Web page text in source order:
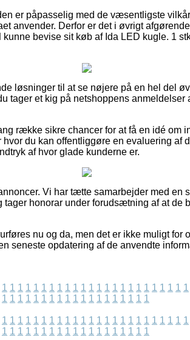
er påpasselig med de væsentligste
anvender. Derfor er det i øvrigt
bevise sit køb af Ida LED kugle. 1
løsninger til at se nøjere på en hel del
tager et kig på netshoppens anmeldelser
række sikre chancer for at få en idé om
du kan offentliggøre en evaluering af
af hvor glade kunderne er.
Vi har tætte samarbejder med en
tager honorar under forudsætning af at de
nu og da, men det er ikke muligt for
seneste opdatering af de anvendte
1 1 1 1 1 1 1 1 1 1 1 1 1 1 1 1 1 1 1 1 1 1 1 1
1 1 1 1 1 1 1 1 1 1 1 1 1 1 1 1 1 1 1
1 1 1 1 1 1 1 1 1 1 1 1 1 1 1 1 1 1 1 1 1 1 1 1
1 1 1 1 1 1 1 1 1 1 1 1 1 1 1 1 1 1 1